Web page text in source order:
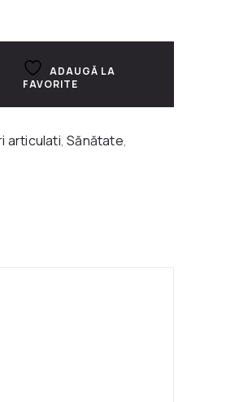
ADAUGĂ LA
FAVORITE
articulati,Sănătate,